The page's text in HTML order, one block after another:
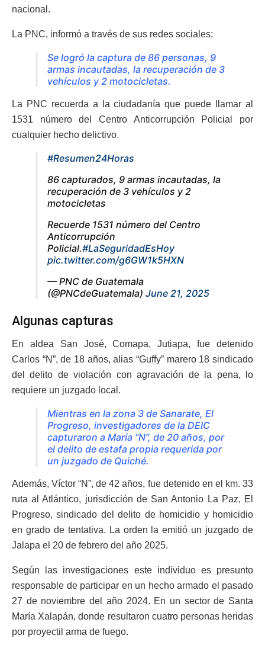
nacional.
La PNC, informó a través de sus redes sociales:
Se logró la captura de 86 personas, 9
armas incautadas, la recuperación de 3
vehículos y 2 motocicletas.
La PNC recuerda a la ciudadanía que puede llamar al
1531 número del Centro Anticorrupción Policial por
cualquier hecho delictivo.
#Resumen24Horas
86 capturados, 9 armas incautadas, la
recuperación de 3 vehículos y 2
motocicletas
Recuerde 1531 número del Centro
Anticorrupción
Policial.#LaSeguridadEsHoy
pic.twitter.com/g6GW1k5HXN
— PNC de Guatemala
(@PNCdeGuatemala) June 21, 2025
Algunas capturas
En aldea San José, Comapa, Jutiapa, fue detenido
Carlos “N”, de 18 años, alias “Guffy” marero 18 sindicado
del delito de violación con agravación de la pena, lo
requiere un juzgado local.
Mientras en la zona 3 de Sanarate, El
Progreso, investigadores de la DEIC
capturaron a María “N”, de 20 años, por
el delito de estafa propia requerida por
un juzgado de Quiché.
Además, Víctor “N”, de 42 años, fue detenido en el km. 33
ruta al Atlántico, jurisdicción de San Antonio La Paz, El
Progreso, sindicado del delito de homicidio y homicidio
en grado de tentativa. La orden la emitió un juzgado de
Jalapa el 20 de febrero del año 2025.
Según las investigaciones este individuo es presunto
responsable de participar en un hecho armado el pasado
27 de noviembre del año 2024. En un sector de Santa
María Xalapán, donde resultaron cuatro personas heridas
por proyectil arma de fuego.